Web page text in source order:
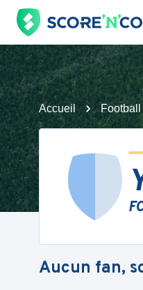
Accueil Football
Aucun fan,